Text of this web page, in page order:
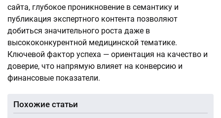
сайта, глубокое проникновение в семантику и
публикация экспертного контента позволяют
добиться значительного роста даже в
высококонкурентной медицинской тематике.
Ключевой фактор успеха — ориентация на качество и
доверие, что напрямую влияет на конверсию и
финансовые показатели.
Похожие статьи